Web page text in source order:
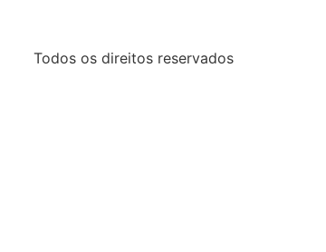
Todos os direitos reservados